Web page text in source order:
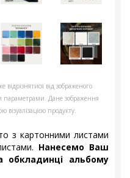
від зображеного
Дане зображення
продукту.
з картонними листами
Нанесемо Ваш
обкладинці альбому